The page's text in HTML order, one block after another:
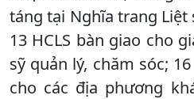
táng tại Nghĩa trang Liệt
13 HCLS bàn giao cho
sỹ quản lý, chăm sóc;
cho các địa phương